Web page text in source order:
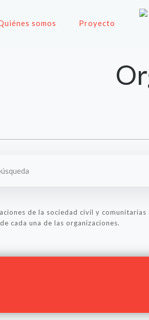
somos Proyecto
de la sociedad civil y
cada una de las organizaciones.